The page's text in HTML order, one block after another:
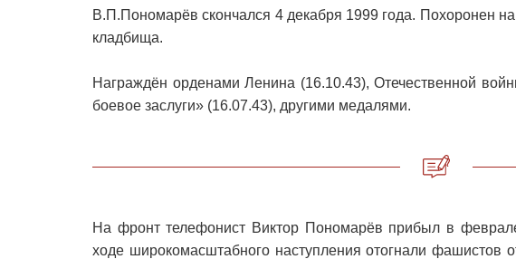
В.П.Пономарёв скончался 4 декабря 1999 года. Похоронен
кладбища.
Награждён орденами Ленина (16.10.43), Отечественной
боевое заслуги» (16.07.43), другими медалями.
На фронт телефонист Виктор Пономарёв прибыл в
ходе широкомасштабного наступления отогнали фашистов